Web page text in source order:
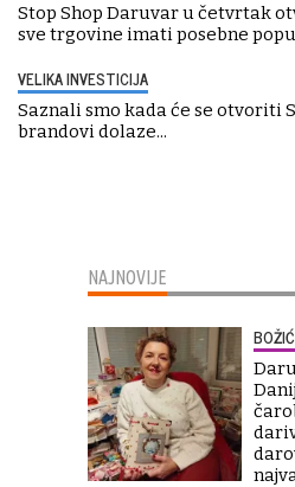
Stop Shop Daruvar u četvrtak
sve trgovine imati posebne
VELIKA INVESTICIJA
Saznali smo kada će se otvoriti
brandovi dolaze...
NAJNOVIJE